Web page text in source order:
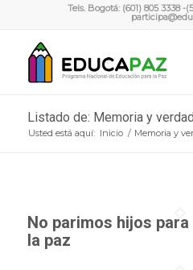
Tels. Bogotá: (601) 805 3338 -
Listado de: Memoria y
Usted está aquí: Inicio / Memoria y
No parimos hijos
la paz